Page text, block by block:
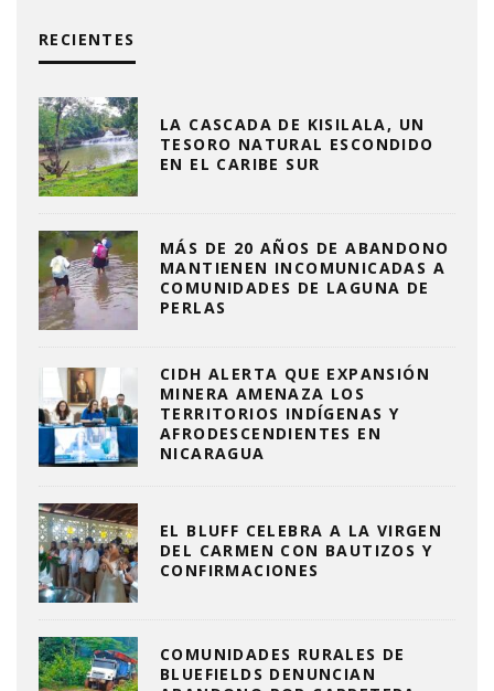
RECIENTES
LA CASCADA DE KISILALA, UN
TESORO NATURAL ESCONDIDO
EN EL CARIBE SUR
MÁS DE 20 AÑOS DE ABANDONO
MANTIENEN INCOMUNICADAS A
COMUNIDADES DE LAGUNA DE
PERLAS
CIDH ALERTA QUE EXPANSIÓN
MINERA AMENAZA LOS
TERRITORIOS INDÍGENAS Y
AFRODESCENDIENTES EN
NICARAGUA
EL BLUFF CELEBRA A LA VIRGEN
DEL CARMEN CON BAUTIZOS Y
CONFIRMACIONES
COMUNIDADES RURALES DE
BLUEFIELDS DENUNCIAN